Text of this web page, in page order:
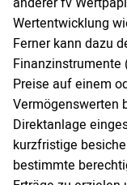
Wertentwicklung
Ferner kann dazu
Finanzinstrumente
Preise auf einem
Vermögenswerten
Direktanlage
kurzfristige
bestimmte